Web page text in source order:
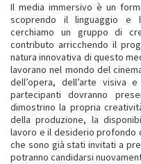
Il media immersivo è un
scoprendo il linguaggio e
cerchiamo un gruppo di
contributo arricchendo il
natura innovativa di questo
lavorano nel mondo del
dell’opera, dell’arte
partecipanti dovranno
dimostrino la propria
della produzione, la
lavoro e il desiderio profondo
che sono già stati invitati a
potranno candidarsi